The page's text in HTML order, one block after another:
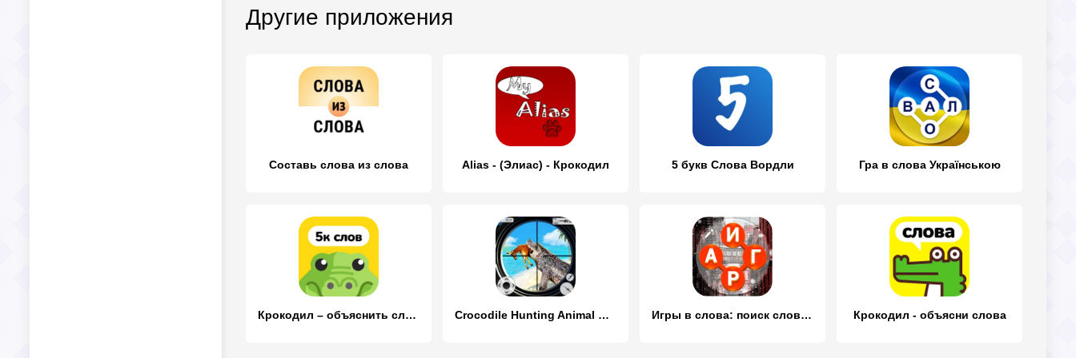
Другие приложения
Составь слова из слова Alias - (Элиас) - Крокодил 5 букв Слова Вордли Гра в слова Українською
Крокодил – объяснить слово Crocodile Hunting Animal Games Игры в слова: поиск слова - со Крокодил - объясни слова